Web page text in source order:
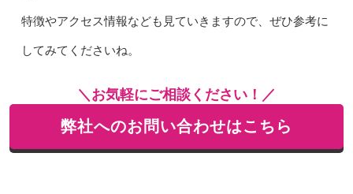
特徴やアクセス情報なども見ていきますので、ぜひ参考に
してみてくださいね。
＼お気軽にご相談ください！／
弊社へのお問い合わせはこちら